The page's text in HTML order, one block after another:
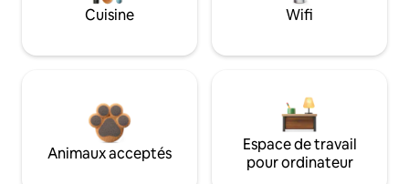
Cuisine Wifi
Animaux acceptés
Espace de travail
pour ordinateur